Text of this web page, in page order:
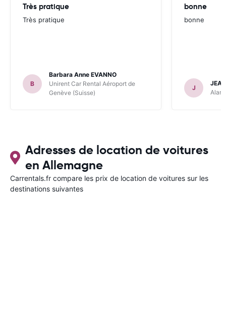
Très pratique
Très pratique
B
Barbara Anne EVANNO
Unirent Car Rental Aéroport de
Genève (Suisse)
bonne
bonne
J
Adresses de location de voitures
en Allemagne
Carrentals.fr compare les prix de location de voitures sur les
destinations suivantes